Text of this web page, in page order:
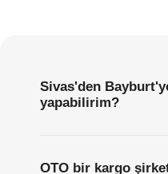
Sivas'den
yapabilirim?
OTO bir kargo